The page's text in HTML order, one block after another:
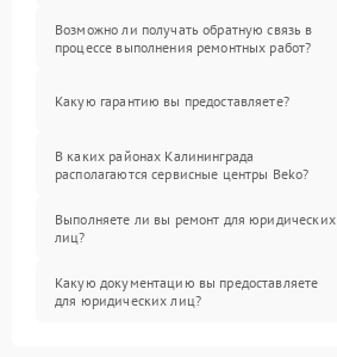
Возможно ли получать обратную связь в
процессе выполнения ремонтных работ?
Какую гарантию вы предоставляете?
В каких районах Калининграда
располагаются сервисные центры Beko?
Выполняете ли вы ремонт для юридических
лиц?
Какую документацию вы предоставляете
для юридических лиц?